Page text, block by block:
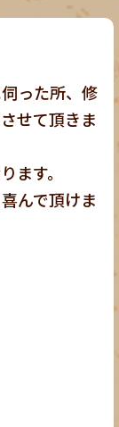
った所、修
せて頂きま
ます。
んで頂けま